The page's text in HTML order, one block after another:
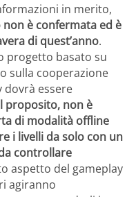
in merito,
è confermata ed è
di quest’anno.
progetto basato su
sulla cooperazione
dovrà essere
proposito, non è
di modalità offline
i livelli da solo con un
controllare
aspetto del gameplay
agiranno